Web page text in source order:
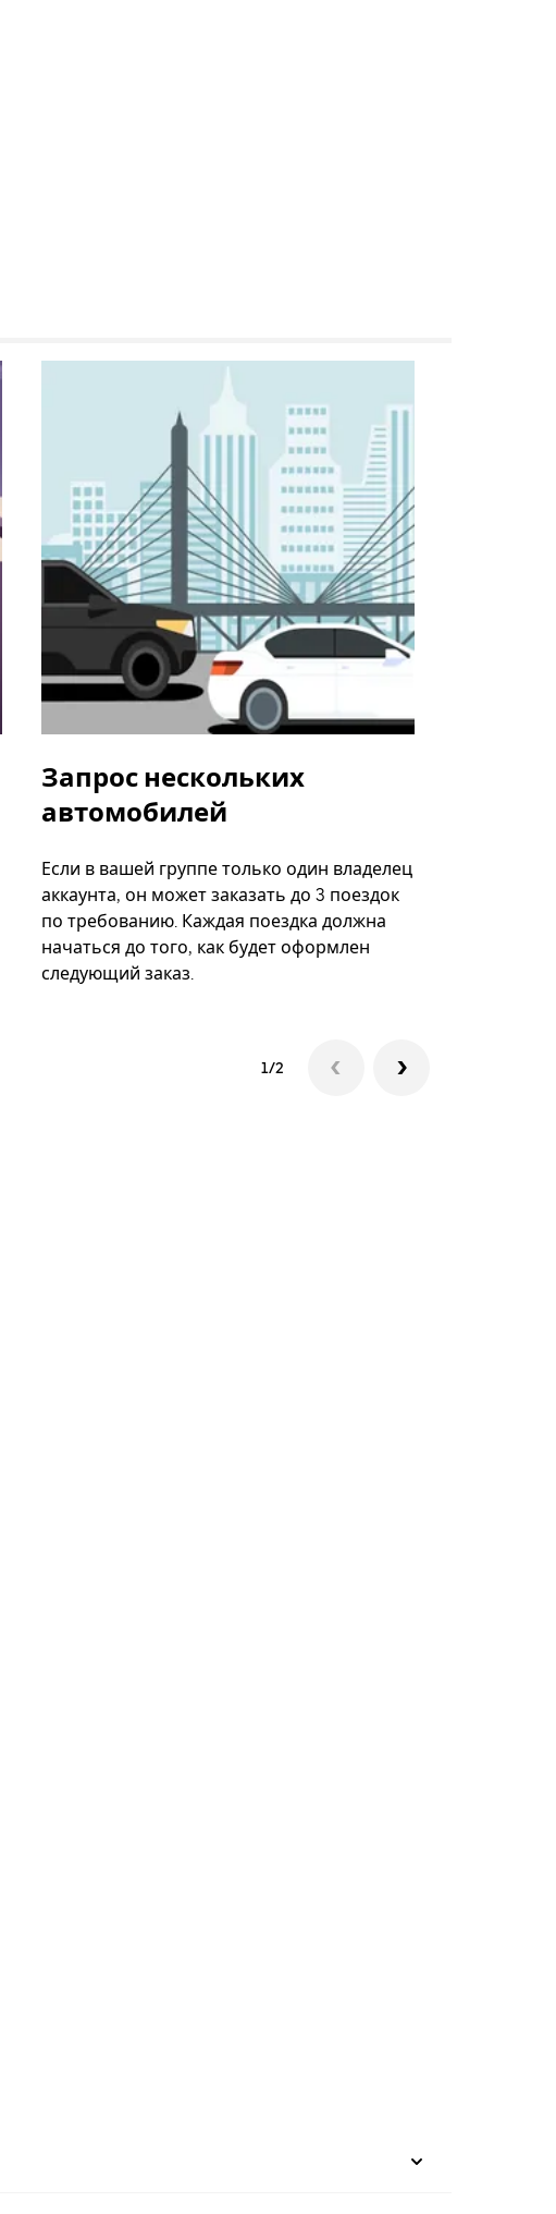
Запрос нескольких
автомобилей
Если в вашей группе только один владелец
аккаунта, он может заказать до 3 поездок
по требованию. Каждая поездка должна
начаться до того, как будет оформлен
следующий заказ.
1/2